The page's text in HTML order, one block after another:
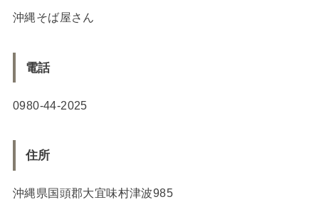
沖縄そば屋さん
電話
0980-44-2025
住所
沖縄県国頭郡大宜味村津波985